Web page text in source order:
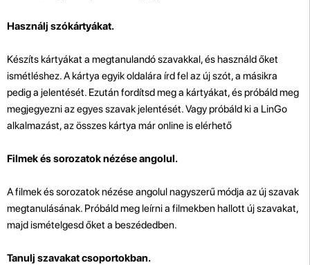
Használj szókártyákat.
Készíts kártyákat a megtanulandó szavakkal, és használd őket
ismétléshez. A kártya egyik oldalára írd fel az új szót, a másikra
pedig a jelentését. Ezután fordítsd meg a kártyákat, és próbáld meg
megjegyezni az egyes szavak jelentését. Vagy próbáld ki a LinGo
alkalmazást, az összes kártya már online is elérhető
Filmek és sorozatok nézése angolul.
A filmek és sorozatok nézése angolul nagyszerű módja az új szavak
megtanulásának. Próbáld meg leírni a filmekben hallott új szavakat,
majd ismételgesd őket a beszédedben.
Tanulj szavakat csoportokban.